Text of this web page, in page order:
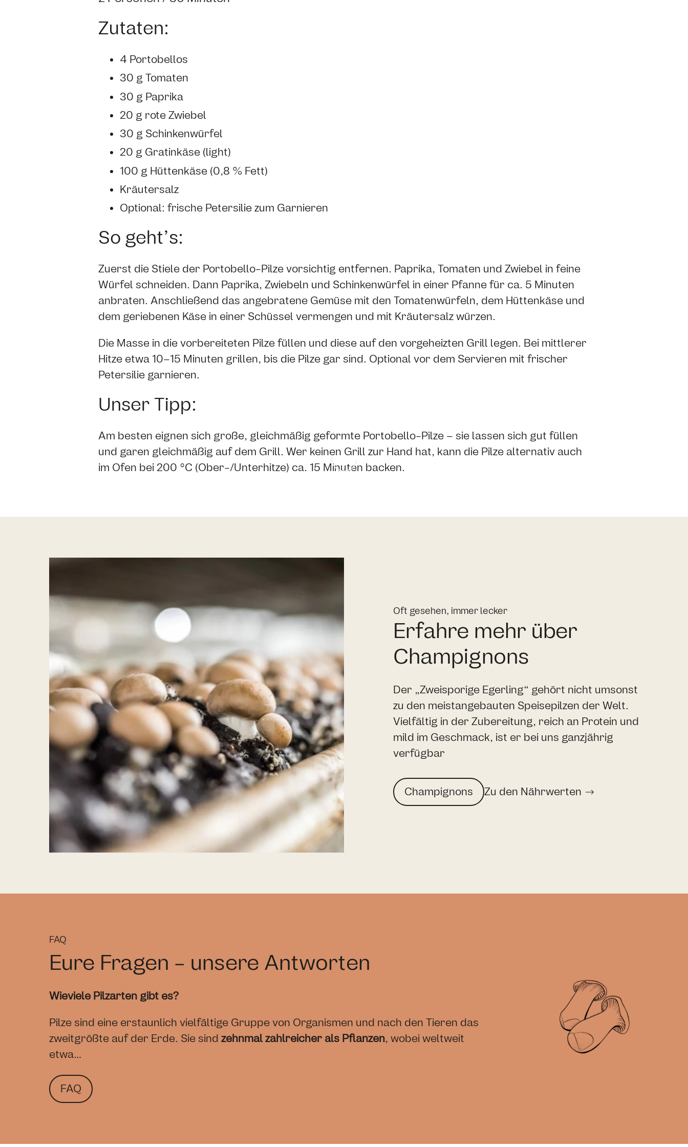
Zutaten:
4 Portobellos
30 g Tomaten
30 g Paprika
20 g rote Zwiebel
30 g Schinkenwürfel
20 g Gratinkäse (light)
100 g Hüttenkäse (0,8 % Fett)
Kräutersalz
Optional: frische Petersilie zum Garnieren
So geht’s:
Zuerst die Stiele der Portobello-Pilze vorsichtig entfernen. Paprika, Tomaten und Zwiebel in feine
Würfel schneiden. Dann Paprika, Zwiebeln und Schinkenwürfel in einer Pfanne für ca. 5 Minuten
anbraten. Anschließend das angebratene Gemüse mit den Tomatenwürfeln, dem Hüttenkäse und
dem geriebenen Käse in einer Schüssel vermengen und mit Kräutersalz würzen.
Die Masse in die vorbereiteten Pilze füllen und diese auf den vorgeheizten Grill legen. Bei mittlerer
Hitze etwa 10–15 Minuten grillen, bis die Pilze gar sind. Optional vor dem Servieren mit frischer
Petersilie garnieren.
Unser Tipp:
Am besten eignen sich große, gleichmäßig geformte Portobello-Pilze – sie lassen sich gut füllen
und garen gleichmäßig auf dem Grill. Wer keinen Grill zur Hand hat, kann die Pilze alternativ auch
im Ofen bei 200 °C (Ober-/Unterhitze) ca. 15 Minuten backen.
Oft gesehen, immer lecker
Erfahre mehr über
Champignons
Der „Zweisporige Egerling“ gehört nicht umsonst
zu den meistangebauten Speisepilzen der Welt.
Vielfältig in der Zubereitung, reich an Protein und
mild im Geschmack, ist er bei uns ganzjährig
verfügbar
Champignons Zu den Nährwerten
FAQ
Eure Fragen - unsere Antworten
Wieviele Pilzarten gibt es?
Pilze sind eine erstaunlich vielfältige Gruppe von Organismen und nach den Tieren das
zweitgrößte auf der Erde. Sie sind zehnmal zahlreicher als Pflanzen, wobei weltweit
etwa…
FAQ